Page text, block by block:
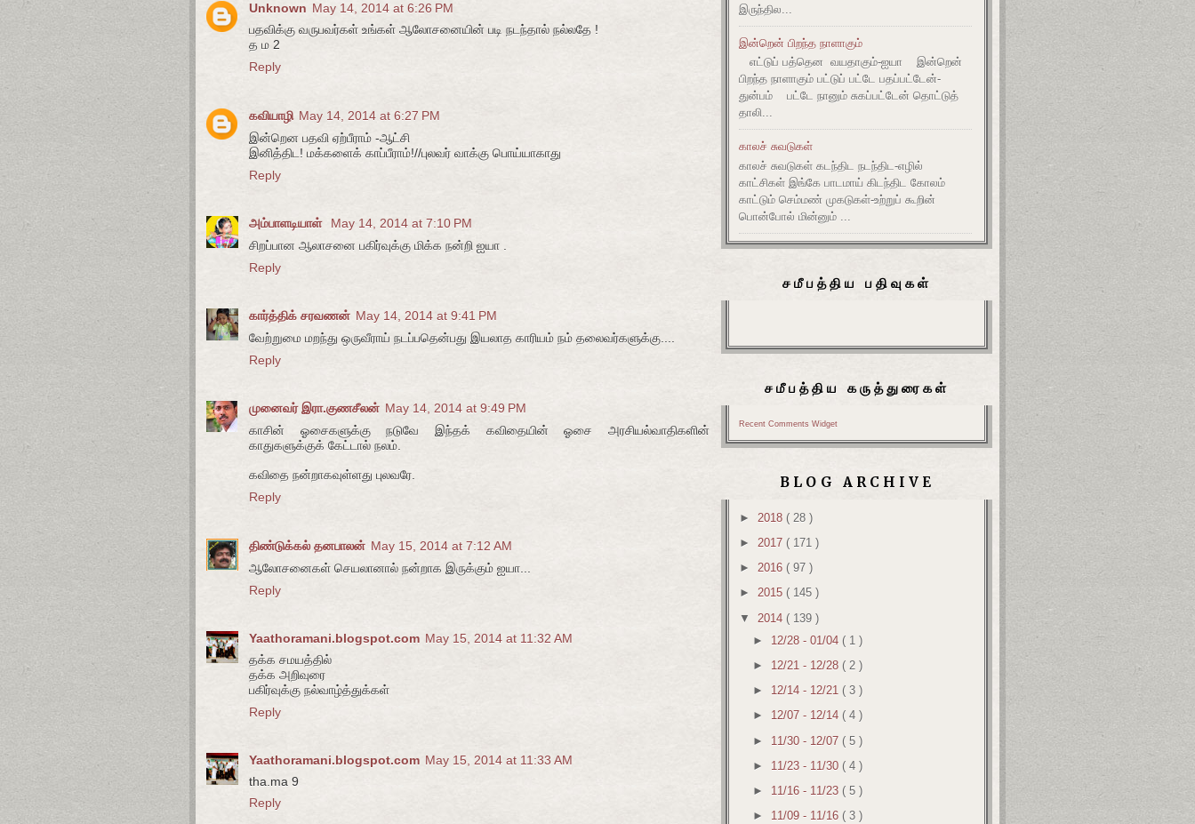
Unknown May 14, 2014 at 6:26 PM
பதவிக்கு வருபவர்கள் உங்கள் ஆலோசனையின் படி நடந்தால் நல்லதே !
த ம 2
Reply
கவியாழி May 14, 2014 at 6:27 PM
இன்றென பதவி ஏற்பீராம் -ஆட்சி
இனித்திட! மக்களைக் காப்பீராம்!//புலவர் வாக்கு பொய்யாகாது
Reply
அம்பாளடியாள்
May 14, 2014 at 7:10 PM
சிறப்பான ஆலாசனை பகிர்வுக்கு மிக்க நன்றி ஐயா .
Reply
கார்த்திக் சரவணன் May 14, 2014 at 9:41 PM
வேற்றுமை மறந்து ஒருவீராய் நடப்பதென்பது இயலாத காரியம் நம் தலைவர்களுக்கு....
Reply
முனைவர் இரா.குணசீலன் May 14, 2014 at 9:49 PM
காசின் ஓசைகளுக்கு நடுவே இந்தக் கவிதையின் ஓசை அரசியல்வாதிகளின்
காதுகளுக்குக் கேட்டால் நலம்.
கவிதை நன்றாகவுள்ளது புலவரே.
Reply
திண்டுக்கல் தனபாலன் May 15, 2014 at 7:12 AM
ஆலோசனைகள் செயலானால் நன்றாக இருக்கும் ஐயா...
Reply
Yaathoramani.blogspot.com May 15, 2014 at 11:32 AM
தக்க சமயத்தில்
தக்க அறிவுரை
பகிர்வுக்கு நல்வாழ்த்துக்கள்
Reply
Yaathoramani.blogspot.com May 15, 2014 at 11:33 AM
tha.ma 9
Reply
இருந்தில...
இன்றென் பிறந்த நாளாகும்
எட்டுப் பத்தென வயதாகும்-ஐயா இன்றென்
பிறந்த நாளாகும் பட்டுப் பட்டே பதப்பட்டேன்-
துன்பம் பட்டே நானும் சுகப்பட்டேன் தொட்டுத்
தாலி...
காலச் சுவடுகள்
காலச் சுவடுகள் கடந்திட நடந்திட-எழில்
காட்சிகள் இங்கே பாடமாய் கிடந்திட கோலம்
காட்டும் செம்மண் முகடுகள்-உற்றுப் கூறின்
பொன்போல் மின்னும் ...
சமீபத்திய பதிவுகள்
சமீபத்திய கருத்துரைகள்
Recent Comments Widget
BLOG ARCHIVE
► 2018 ( 28 )
► 2017 ( 171 )
► 2016 ( 97 )
► 2015 ( 145 )
▼ 2014 ( 139 )
► 12/28 - 01/04 ( 1 )
► 12/21 - 12/28 ( 2 )
► 12/14 - 12/21 ( 3 )
► 12/07 - 12/14 ( 4 )
► 11/30 - 12/07 ( 5 )
► 11/23 - 11/30 ( 4 )
► 11/16 - 11/23 ( 5 )
► 11/09 - 11/16 ( 3 )